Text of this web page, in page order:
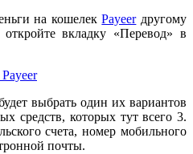
на кошелекPayeerдругому
вкладку «Перевод» в
выбрать один их вариантов
средств, которых тут всего 3.
счета, номер мобильного
почты.